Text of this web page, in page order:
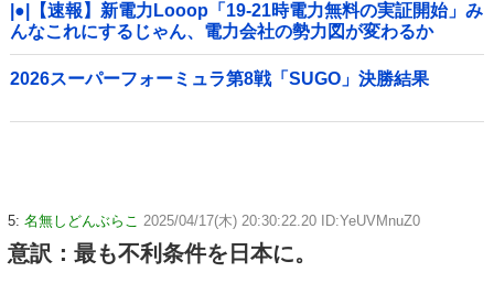
|●|【速報】新電力Looop「19-21時電力無料の実証開始」み
んなこれにするじゃん、電力会社の勢力図が変わるか
2026スーパーフォーミュラ第8戦「SUGO」決勝結果
5: 名無しどんぶらこ 2025/04/17(木) 20:30:22.20 ID:YeUVMnuZ0
意訳：最も不利条件を日本に。